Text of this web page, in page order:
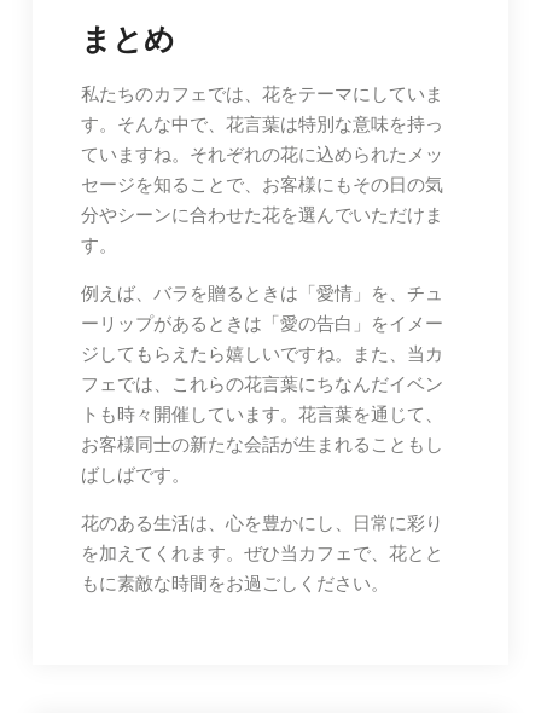
まとめ
私たちのカフェでは、花をテーマにしていま
す。そんな中で、花言葉は特別な意味を持っ
ていますね。それぞれの花に込められたメッ
セージを知ることで、お客様にもその日の気
分やシーンに合わせた花を選んでいただけま
す。
例えば、バラを贈るときは「愛情」を、チュ
ーリップがあるときは「愛の告白」をイメー
ジしてもらえたら嬉しいですね。また、当カ
フェでは、これらの花言葉にちなんだイベン
トも時々開催しています。花言葉を通じて、
お客様同士の新たな会話が生まれることもし
ばしばです。
花のある生活は、心を豊かにし、日常に彩り
を加えてくれます。ぜひ当カフェで、花とと
もに素敵な時間をお過ごしください。